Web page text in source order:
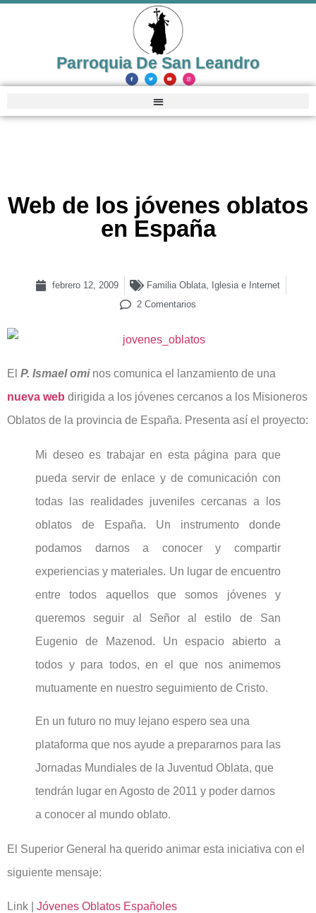
Parroquia De San Leandro
Web de los jóvenes oblatos
en España
febrero 12, 2009 Familia Oblata, Iglesia e Internet
2 Comentarios
El P. Ismael ominos comunica el lanzamiento de una
nueva web dirigida a los jóvenes cercanos a los Misioneros
Oblatos de la provincia de España. Presenta así el proyecto:
Mi deseo es trabajar en esta página para que
pueda servir de enlace y de comunicación con
todas las realidades juveniles cercanas a los
oblatos de España. Un instrumento donde
podamos darnos a conocer y compartir
experiencias y materiales. Un lugar de encuentro
entre todos aquellos que somos jóvenes y
queremos seguir al Señor al estilo de San
Eugenio de Mazenod. Un espacio abierto a
todos y para todos, en el que nos animemos
mutuamente en nuestro seguimiento de Cristo.
En un futuro no muy lejano espero sea una
plataforma que nos ayude a prepararnos para las
Jornadas Mundiales de la Juventud Oblata, que
tendrán lugar en Agosto de 2011 y poder darnos
a conocer al mundo oblato.
El Superior General ha querido animar esta iniciativa con el
siguiente mensaje:
Link | Jóvenes Oblatos Españoles